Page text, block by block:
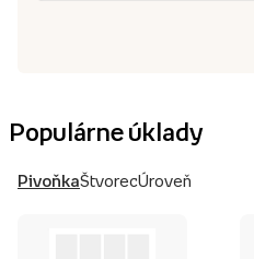
Populárne úklady
PivoňkaŠtvorecÚroveň